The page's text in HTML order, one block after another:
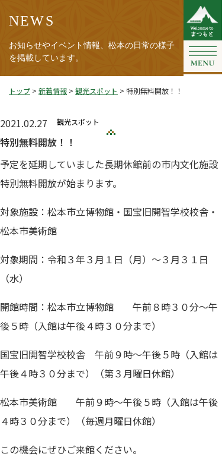
NEWS
お知らせやイベント情報、松本の日常の様子
を掲載しています。
トップ > 新着情報 > 観光スポット > 特別無料開放！！
2021.02.27 観光スポット
特別無料開放！！
予定を延期していました長期休館前の市内文化施設
特別無料開放が始まります。
対象施設：松本市立博物館・国宝旧開智学校校舎・
松本市美術館
対象期間：令和３年３月１日（月）～３月３１日
（水）
開館時間：松本市立博物館 午前８時３０分～午
後５時（入館は午後４時３０分まで）
国宝旧開智学校校舎 午前９時～午後５時（入館は
午後４時３０分まで）（第３月曜日休館）
松本市美術館 午前９時～午後５時（入館は午後
４時３０分まで）（毎週月曜日休館）
この機会にぜひご来館ください。